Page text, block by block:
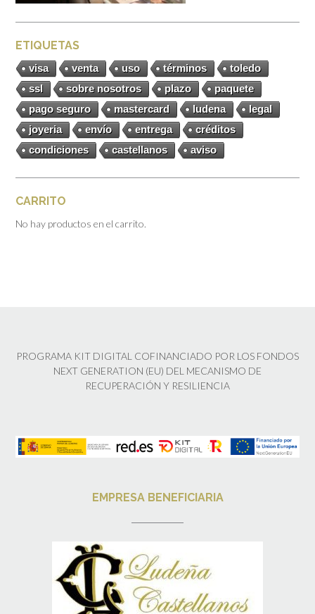
ETIQUETAS
visa venta uso términos
toledo
ssl
sobre nosotros plazo
paquete
pago seguro
mastercard ludena
legal
joyeria
envío entrega
créditos
condiciones
castellanos aviso
CARRITO
No hay productos en el carrito.
PROGRAMA KIT DIGITAL COFINANCIADO POR LOS FONDOS
NEXT GENERATION (EU) DEL MECANISMO DE
RECUPERACIÓN Y RESILIENCIA
EMPRESA BENEFICIARIA